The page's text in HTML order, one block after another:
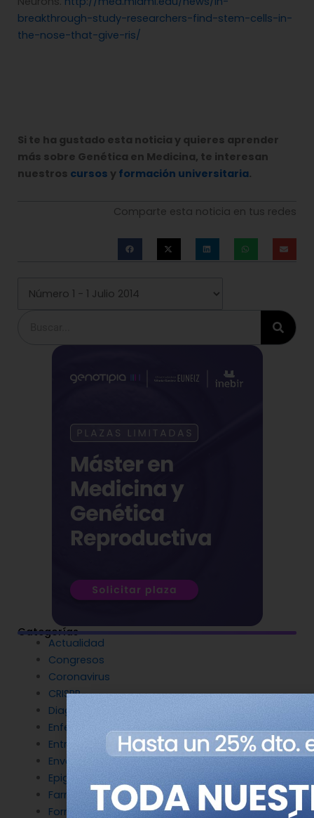
breakthrough-study-researchers-find-stem-cells-in-
the-nose-that-give-ris/
Si te ha gustado esta noticia y quieres aprender
más sobre Genética en Medicina, te interesan
nuestros cursos y formación universitaria.
Comparte esta noticia en tus redes
Categorías
Actualidad
Congresos
Coronavirus
CRISPR
Diagnóstico Genético
Enfermedades Raras
Entrevistas
Envejecimiento y longevidad
Epigenética
Farmacogenética
Formación